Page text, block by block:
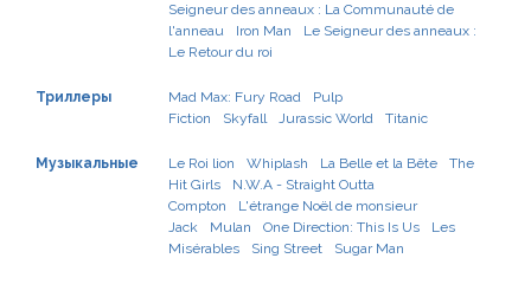
Seigneur des anneaux : La Communauté de
l'anneau
Iron Man
Le Seigneur des anneaux :
Le Retour du roi
Триллеры Mad Max: Fury Road
Pulp
Fiction
Skyfall Jurassic World Titanic
Музыкальные Le Roi lion Whiplash La Belle et la Bête
The
Hit Girls
N.W.A - Straight Outta
Compton
L'étrange Noël de monsieur
Jack
Mulan One Direction: This Is Us
Les
Misérables
Sing Street Sugar Man